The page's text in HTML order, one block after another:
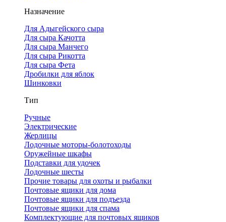
Назначение
Для Адыгейского сыра
Для сыра Качотта
Для сыра Манчего
Для сыра Рикотта
Для сыра Фета
Дробилки для яблок
Шинковки
Тип
Ручные
Электрические
Жерлицы
Лодочные моторы-болотоходы
Оружейные шкафы
Подставки для удочек
Лодочные шесты
Прочие товары для охоты и рыбалки
Почтовые ящики для дома
Почтовые ящики для подъезда
Почтовые ящики для спама
Комплектующие для почтовых ящиков